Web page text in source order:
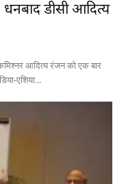
डीसी आदित्य
आदित्य रंजन को एक बार
एशिया...